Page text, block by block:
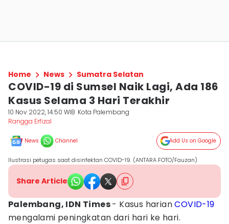
Home News Sumatra Selatan
COVID-19 di Sumsel Naik Lagi, Ada 186
Kasus Selama 3 Hari Terakhir
10 Nov 2022, 14:50 WIB Kota Palembang
Rangga Erfizal
News Channel Add Us on Google
Ilustrasi petugas saat disinfektan COVID-19. (ANTARA FOTO/Fauzan)
Share Article
Palembang, IDN Times- Kasus harianCOVID-19
mengalami peningkatan dari hari ke hari.